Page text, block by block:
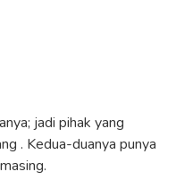
jadi pihak yang
. Kedua-duanya punya